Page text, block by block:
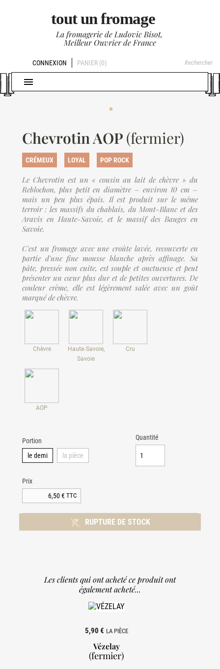
tout un fromage
La fromagerie de Ludovic Bisot,
Meilleur Ouvrier de France
CONNEXION PANIER (0)

Chevrotin AOP (fermier)
CRÉMEUX LOYAL POP ROCK
Le Chevrotin est un « cousin au lait de chèvre » du
Reblochon, plus petit en diamètre – environ 10 cm –
mais un peu plus épais. Il est produit sur le même
terroir : les massifs du chablais, du Mont-Blanc et des
Aravis en Haute-Savoie, et le massif des Bauges en
Savoie.
C'est un fromage avec une croûte lavée, recouverte en
partie d'une fine mousse blanche après affinage. Sa
pâte, pressée non cuite, est souple et onctueuse et peut
présenter un cœur plus dur et de petites ouvertures. De
couleur crème, elle est légèrement salée avec un goût
marqué de chèvre.
Chèvre
Haute‑Savoie,
Savoie
Cru
AOP
Portion
le demi
la pièce
Quantité
Prix
6,50 € TTC
 RUPTURE DE STOCK
Les clients qui ont acheté ce produit ont
également acheté...
Vézelay
(fermier)
5,90 € LA PIÈCE
